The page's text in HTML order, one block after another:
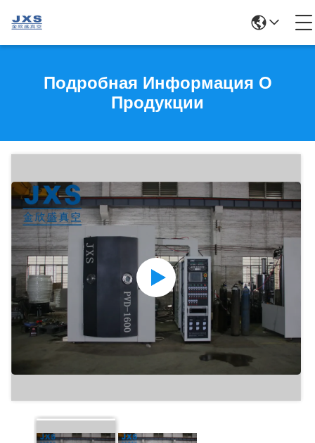
Подробная Информация О
Продукции